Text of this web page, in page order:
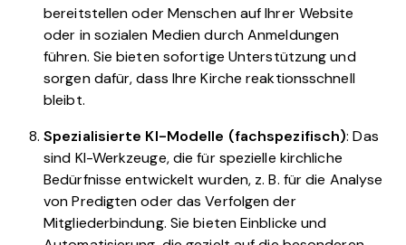
bereitstellen oder Menschen auf Ihrer Website
oder in sozialen Medien durch Anmeldungen
führen. Sie bieten sofortige Unterstützung und
sorgen dafür, dass Ihre Kirche reaktionsschnell
bleibt.
Spezialisierte KI-Modelle (fachspezifisch): Das
sind KI-Werkzeuge, die für spezielle kirchliche
Bedürfnisse entwickelt wurden, z. B. für die Analyse
von Predigten oder das Verfolgen der
Mitgliederbindung. Sie bieten Einblicke und